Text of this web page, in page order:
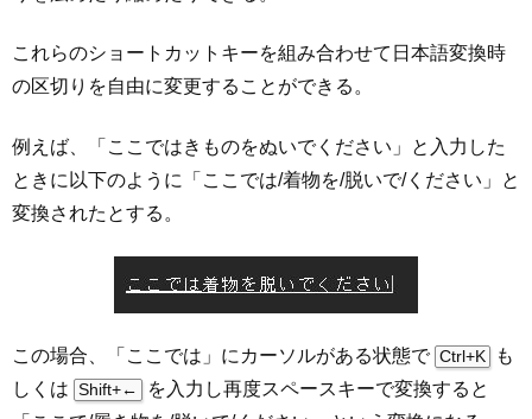
これらのショートカットキーを組み合わせて日本語変換時
の区切りを自由に変更することができる。
例えば、「ここではきものをぬいでください」と入力した
ときに以下のように「ここでは/着物を/脱いで/ください」と
変換されたとする。
この場合、「ここでは」にカーソルがある状態で Ctrl+K
も
しくは Shift+←
を入力し再度スペースキーで変換すると